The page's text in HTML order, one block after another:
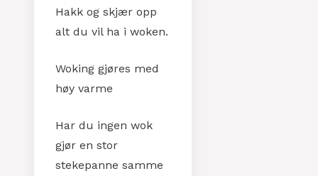
Hakk og skjær opp
alt du vil ha i woken.
Woking gjøres med
høy varme
Har du ingen wok
gjør en stor
stekepanne samme